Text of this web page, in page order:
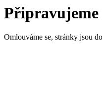
Připravujeme
Omlouváme se, stránky jsou